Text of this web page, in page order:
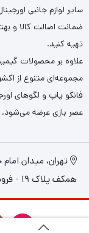
سایر لوازم جانبی
ضمانت اصالت کالا و
تهیه کنید.
علاوه بر محصولات
مجموعه‌ای متنوع از
فانکو پاپ و لگوهای
عصر بازی عرضه می‌شود.
تهران، میدان
همکف پلاک 19 - فروشگاه عصربازی